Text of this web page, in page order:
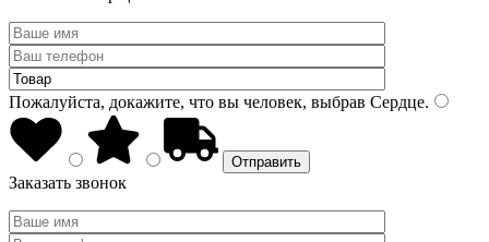
Пожалуйста, докажите, что вы человек, выбрав Сердце.
Заказать звонок